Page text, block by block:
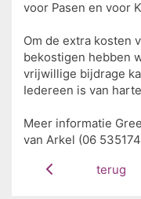
voor Pasen en voor
Om de extra kosten
bekostigen hebben
vrijwillige bijdrage
Iedereen is van
Meer informatie
van Arkel (06
terug